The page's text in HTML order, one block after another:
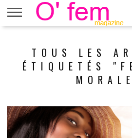
ÉTOILES
MENUS
TOUS LES
ÉTIQUETÉS